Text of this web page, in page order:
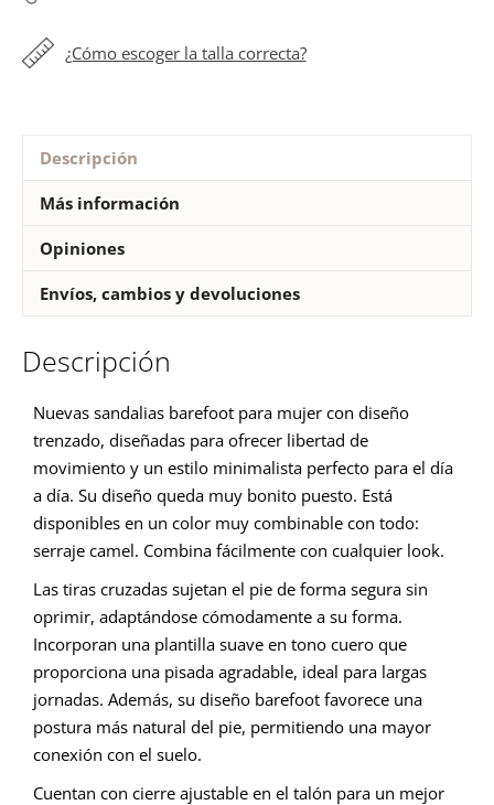
¿Cómo escoger la talla correcta?
Descripción
Más información
Opiniones
Envíos, cambios y devoluciones
Descripción
Nuevas sandalias barefoot para mujer con diseño
trenzado, diseñadas para ofrecer libertad de
movimiento y un estilo minimalista perfecto para el día
a día. Su diseño queda muy bonito puesto. Está
disponibles en un color muy combinable con todo:
serraje camel. Combina fácilmente con cualquier look.
Las tiras cruzadas sujetan el pie de forma segura sin
oprimir, adaptándose cómodamente a su forma.
Incorporan una plantilla suave en tono cuero que
proporciona una pisada agradable, ideal para largas
jornadas. Además, su diseño barefoot favorece una
postura más natural del pie, permitiendo una mayor
conexión con el suelo.
Cuentan con cierre ajustable en el talón para un mejor